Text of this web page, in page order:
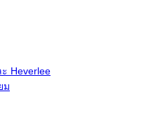
Heverlee
ม